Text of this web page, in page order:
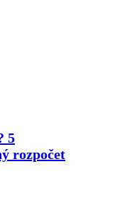
5
rozpočet